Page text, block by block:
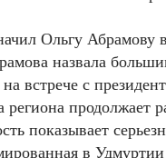
Ольгу Абрамову
назвала
встрече с
региона продолжает
показывает
в